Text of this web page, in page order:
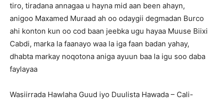
tiro, tiradana annagaa u hayna mid aan been ahayn,
anigoo Maxamed Muraad ah oo odaygii degmadan Burco
ahi konton kun oo cod baan jeebka ugu hayaa Muuse Biixi
Cabdi, marka la faanayo waa la iga faan badan yahay,
dhabta markay noqotona aniga ayuun baa la igu soo daba
faylayaa
Wasiirrada Hawlaha Guud iyo Duulista Hawada – Cali-